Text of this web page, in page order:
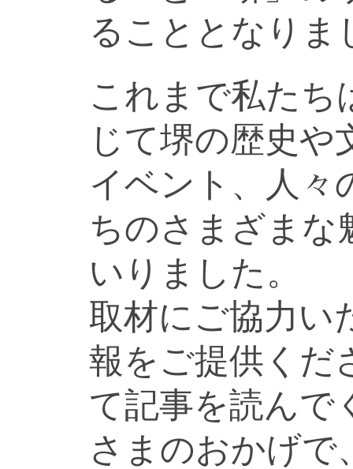
ることとなりま
これまで私たち
じて堺の歴史や
イベント、人々
ちのさまざまな
いりました。
取材にご協力い
報をご提供くだ
て記事を読んで
さまのおかげで